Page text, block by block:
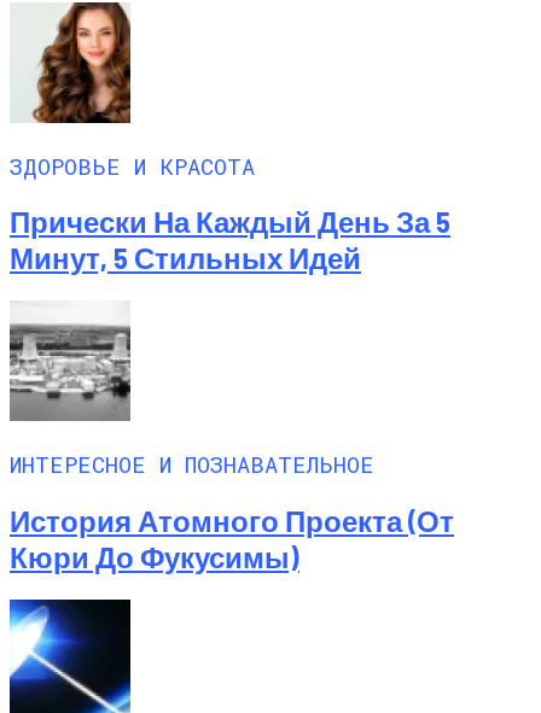
ЗДОРОВЬЕ И КРАСОТА
Прически На Каждый День За 5
Минут, 5 Стильных Идей
ИНТЕРЕСНОЕ И ПОЗНАВАТЕЛЬНОЕ
История Атомного Проекта (от
Кюри До Фукусимы)